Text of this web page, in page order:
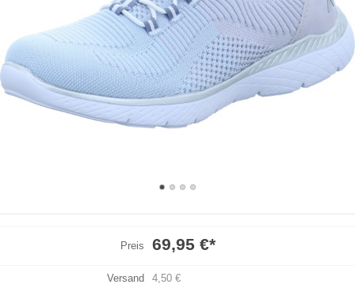
Preis 69,95 €*
Versand 4,50 €